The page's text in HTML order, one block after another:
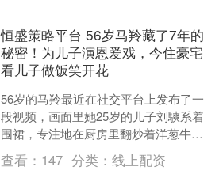
恒盛策略平台 56岁马羚藏了7年的
秘密！为儿子演恩爱戏，今住豪宅
看儿子做饭笑开花
56岁的马羚最近在社交平台上发布了一
段视频，画面里她25岁的儿子刘騻系着
围裙，专注地在厨房里翻炒着洋葱牛
肉，那扑鼻而来的香味仿佛穿透屏幕，
直击观众的感官。马羚靠....
查看： 147 分类：线上配资